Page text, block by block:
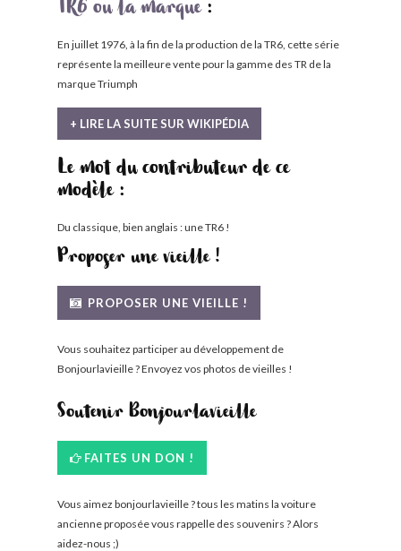
TR6 ou la marque:
En juillet 1976, à la fin de la production de la TR6, cette série
représente la meilleure vente pour la gamme des TR de la
marque Triumph
+ LIRE LA SUITE SUR WIKIPÉDIA
Le mot du contributeur de ce
modèle :
Du classique, bien anglais : une TR6 !
Proposer une vieille !
PROPOSER UNE VIEILLE !
Vous souhaitez participer au développement de
Bonjourlavieille ? Envoyez vos photos de vieilles !
Soutenir Bonjourlavieille
FAITES UN DON !
Vous aimez bonjourlavieille ? tous les matins la voiture
ancienne proposée vous rappelle des souvenirs ? Alors
aidez-nous ;)